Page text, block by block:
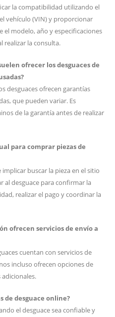
la compatibilidad utilizando el
vehículo (VIN) y proporcionar
el modelo, año y especificaciones
realizar la consulta.
ofrecer los desguaces de
desguaces ofrecen garantías
que pueden variar. Es
de la garantía antes de realizar
para comprar piezas de
implicar buscar la pieza en el sitio
al desguace para confirmar la
realizar el pago y coordinar la
ofrecen servicios de envío a
cuentan con servicios de
incluso ofrecen opciones de
de desguace online?
el desguace sea confiable y